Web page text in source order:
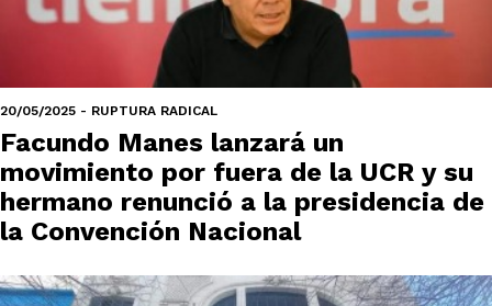
20/05/2025 - RUPTURA RADICAL
Facundo Manes lanzará un
movimiento por fuera de la UCR y su
hermano renunció a la presidencia de
la Convención Nacional